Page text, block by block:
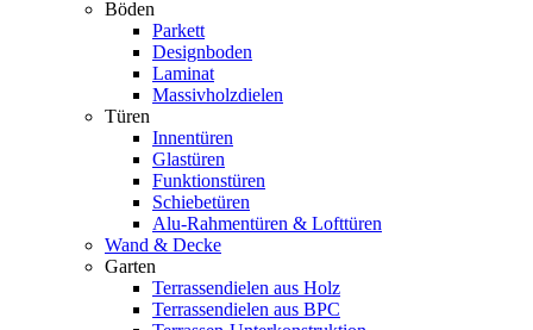
Böden
Parkett
Designboden
Laminat
Massivholzdielen
Türen
Innentüren
Glastüren
Funktionstüren
Schiebetüren
Alu-Rahmentüren & Lofttüren
Wand & Decke
Garten
Terrassendielen aus Holz
Terrassendielen aus BPC